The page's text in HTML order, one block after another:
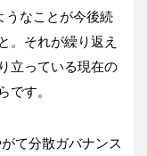
うなことが今後続
。それが繰り返え
立っている現在の
です。
て分散ガバナンス